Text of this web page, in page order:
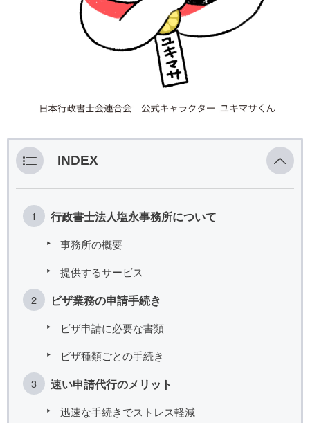
INDEX
行政書士法人塩永事務所について
事務所の概要
提供するサービス
ビザ業務の申請手続き
ビザ申請に必要な書類
ビザ種類ごとの手続き
速い申請代行のメリット
迅速な手続きでストレス軽減